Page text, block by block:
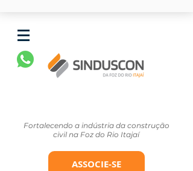
Fortalecendo a indústria da construção
civil na Foz do Rio Itajaí
ASSOCIE-SE